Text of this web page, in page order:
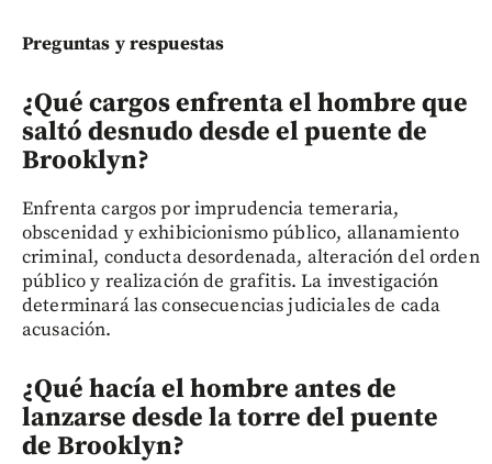
Preguntas y respuestas
¿Qué cargos enfrenta el hombre que
saltó desnudo desde el puente de
Brooklyn?
Enfrenta cargos por imprudencia temeraria,
obscenidad y exhibicionismo público, allanamiento
criminal, conducta desordenada, alteración del orden
público y realización de grafitis. La investigación
determinará las consecuencias judiciales de cada
acusación.
¿Qué hacía el hombre antes de
lanzarse desde la torre del puente
de Brooklyn?